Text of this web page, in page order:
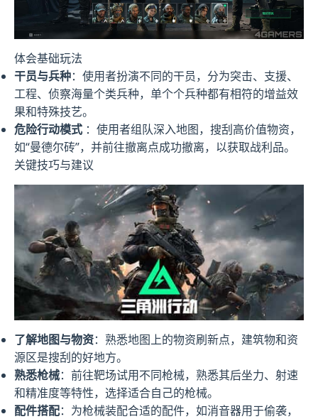
体会基础玩法
干员与兵种：使用者扮演不同的干员，分为突击、支援、
工程、侦察海量个类兵种，单个个兵种都有相符的增益效
果和特殊技艺。
危险行动模式 ：使用者组队深入地图，搜刮高价值物资，
如“曼德尔砖”，并前往撤离点成功撤离，以获取战利品。
关键技巧与建议
了解地图与物资：熟悉地图上的物资刷新点，建筑物和资
源区是搜刮的好地方。
熟悉枪械：前往靶场试用不同枪械，熟悉其后坐力、射速
和精准度等特性，选择适合自己的枪械。
配件搭配：为枪械装配合适的配件，如消音器用于偷袭，